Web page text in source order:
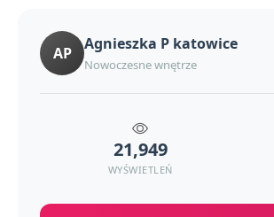
AP Agnieszka P katowice
Nowoczesne wnętrze
21,949
WYŚWIETLEŃ